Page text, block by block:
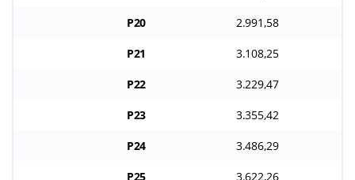
P20 2.991,58
P21 3.108,25
P22 3.229,47
P23 3.355,42
P24 3.486,29
P25 3.622,26